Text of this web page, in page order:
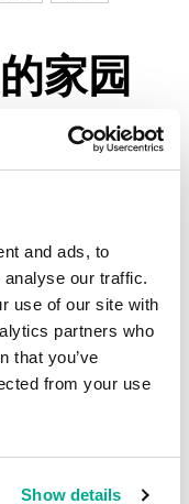
and ads, to
our traffic.
use of our site with
partners who
that you’ve
from your use
Show details
家园